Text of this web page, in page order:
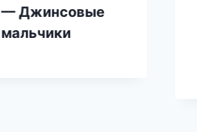
— Джинсовые
мальчики